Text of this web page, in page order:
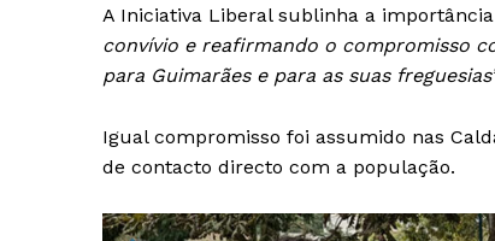
A Iniciativa Liberal sublinha a
convívio e reafirmando o compromisso
para Guimarães e para as suas
Igual compromisso foi assumido nas
de contacto directo com a população.